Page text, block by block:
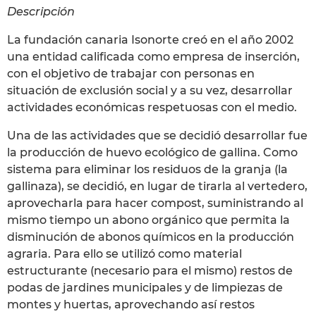
Descripción
La fundación canaria Isonorte creó en el año 2002
una entidad calificada como empresa de inserción,
con el objetivo de trabajar con personas en
situación de exclusión social y a su vez, desarrollar
actividades económicas respetuosas con el medio.
Una de las actividades que se decidió desarrollar fue
la producción de huevo ecológico de gallina. Como
sistema para eliminar los residuos de la granja (la
gallinaza), se decidió, en lugar de tirarla al vertedero,
aprovecharla para hacer compost, suministrando al
mismo tiempo un abono orgánico que permita la
disminución de abonos químicos en la producción
agraria. Para ello se utilizó como material
estructurante (necesario para el mismo) restos de
podas de jardines municipales y de limpiezas de
montes y huertas, aprovechando así restos